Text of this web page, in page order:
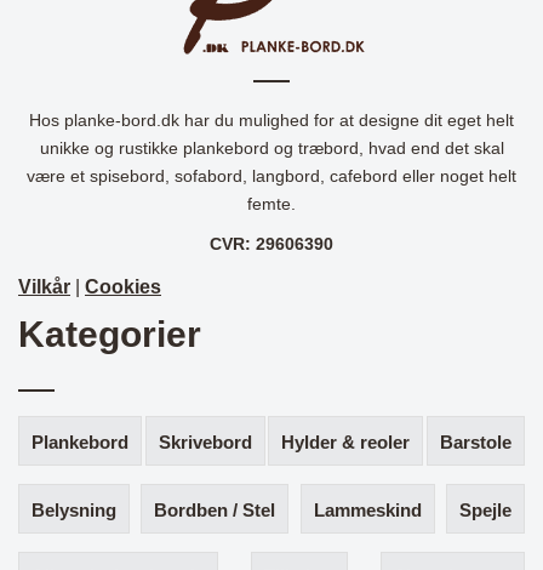
Hos planke-bord.dk har du mulighed for at designe dit eget helt
unikke og rustikke plankebord og træbord, hvad end det skal
være et spisebord, sofabord, langbord, cafebord eller noget helt
femte.
CVR: 29606390
Vilkår Cookies
Kategorier
Plankebord Skrivebord Hylder & reoler Barstole
Belysning Bordben / Stel Lammeskind Spejle